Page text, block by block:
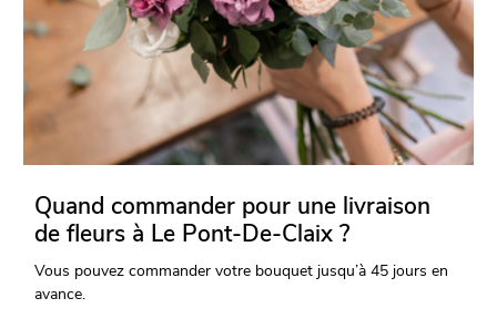
Quand commander pour une livraison
de fleurs à Le Pont-De-Claix ?
Vous pouvez commander votre bouquet jusqu’à 45 jours en
avance.